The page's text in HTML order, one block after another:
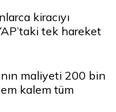
kiracıyı
tek hareket
maliyeti 200 bin
kalem tüm